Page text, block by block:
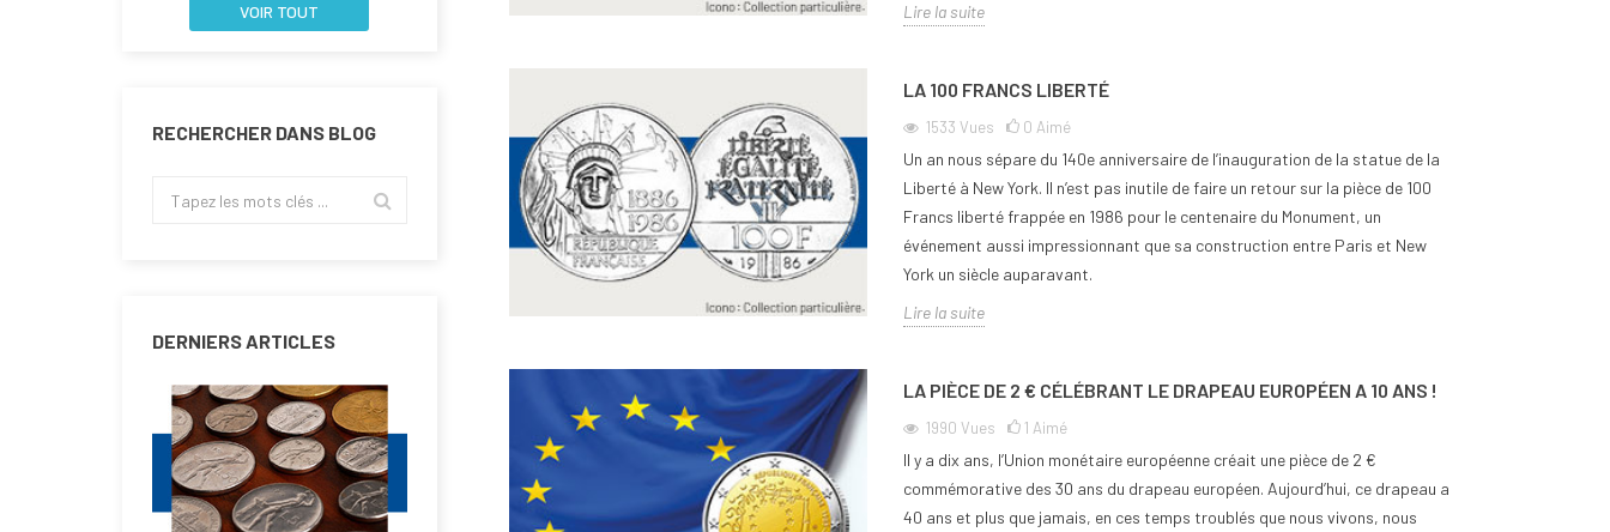
VOIR TOUT
RECHERCHER DANS BLOG
DERNIERS ARTICLES
Lire la suite
LA 100 FRANCS LIBERTÉ
1533 Vues 0 Aimé
Un an nous sépare du 140e anniversaire de l’inauguration de la statue de la
Liberté à New York. Il n’est pas inutile de faire un retour sur la pièce de 100
Francs liberté frappée en 1986 pour le centenaire du Monument, un
événement aussi impressionnant que sa construction entre Paris et New
York un siècle auparavant.
Lire la suite
LA PIÈCE DE 2 € CÉLÉBRANT LE DRAPEAU EUROPÉEN A 10 ANS !
1990 Vues 1 Aimé
Il y a dix ans, l’Union monétaire européenne créait une pièce de 2 €
commémorative des 30 ans du drapeau européen. Aujourd’hui, ce drapeau a
40 ans et plus que jamais, en ces temps troublés que nous vivons, nous